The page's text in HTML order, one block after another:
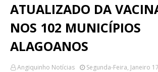
ATUALIZADO DA
NOS 102 MUNICÍPIOS
ALAGOANOS
Angiquinho Notícias Segunda-Feira, Janeiro